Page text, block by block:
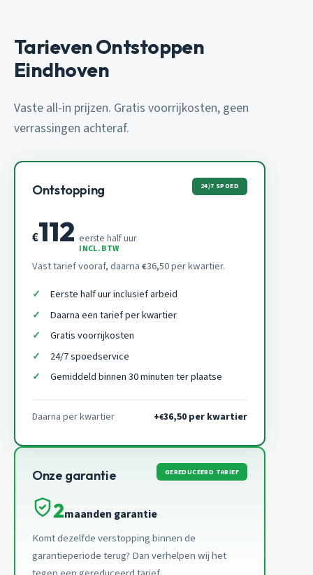
Tarieven Ontstoppen
Eindhoven
Vaste all-in prijzen. Gratis voorrijkosten, geen
verrassingen achteraf.
Ontstopping 24/7 SPOED
€112 eerste half uur
INCL. BTW
Vast tarief vooraf, daarna €36,50 per kwartier.
Eerste half uur inclusief arbeid
Daarna een tarief per kwartier
Gratis voorrijkosten
24/7 spoedservice
Gemiddeld binnen 30 minuten ter plaatse
Daarna per kwartier +€36,50 per kwartier
Onze garantie GEREDUCEERD TARIEF
2maanden garantie
Komt dezelfde verstopping binnen de
garantieperiode terug? Dan verhelpen wij het